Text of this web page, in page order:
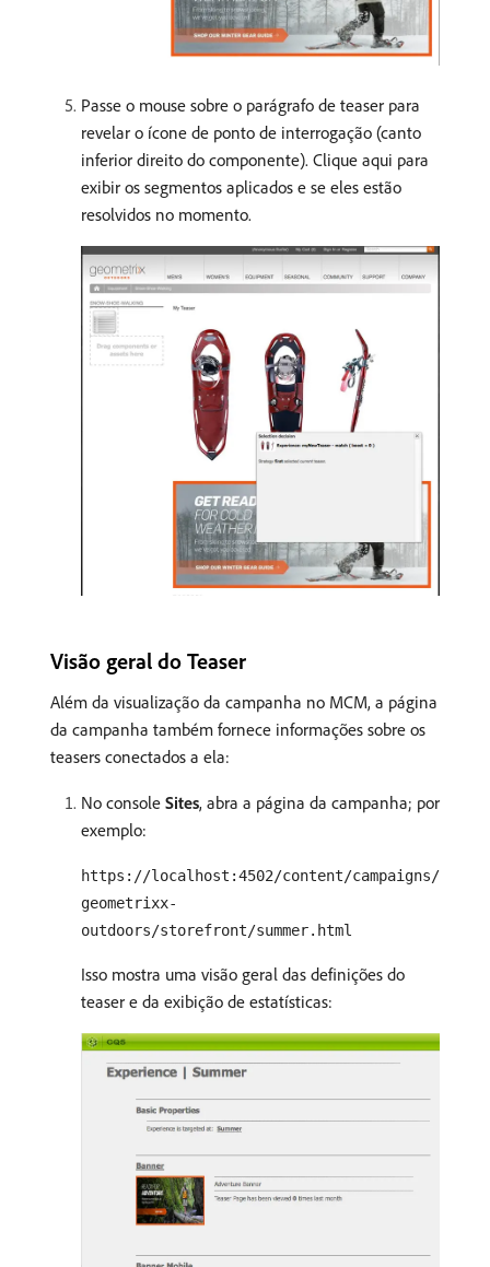
Passe o mouse sobre o parágrafo de teaser para
revelar o ícone de ponto de interrogação (canto
inferior direito do componente). Clique aqui para
exibir os segmentos aplicados e se eles estão
resolvidos no momento.
Visão geral do Teaser
Além da visualização da campanha no MCM, a página
da campanha também fornece informações sobre os
teasers conectados a ela:
No console Sites, abra a página da campanha; por
exemplo:
https://localhost:4502/content/campaigns/
geometrixx-
outdoors/storefront/summer.html
Isso mostra uma visão geral das definições do
teaser e da exibição de estatísticas: